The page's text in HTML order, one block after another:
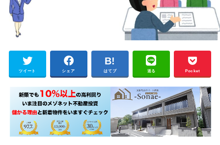
ツイート シェア はてブ 送る Pocket